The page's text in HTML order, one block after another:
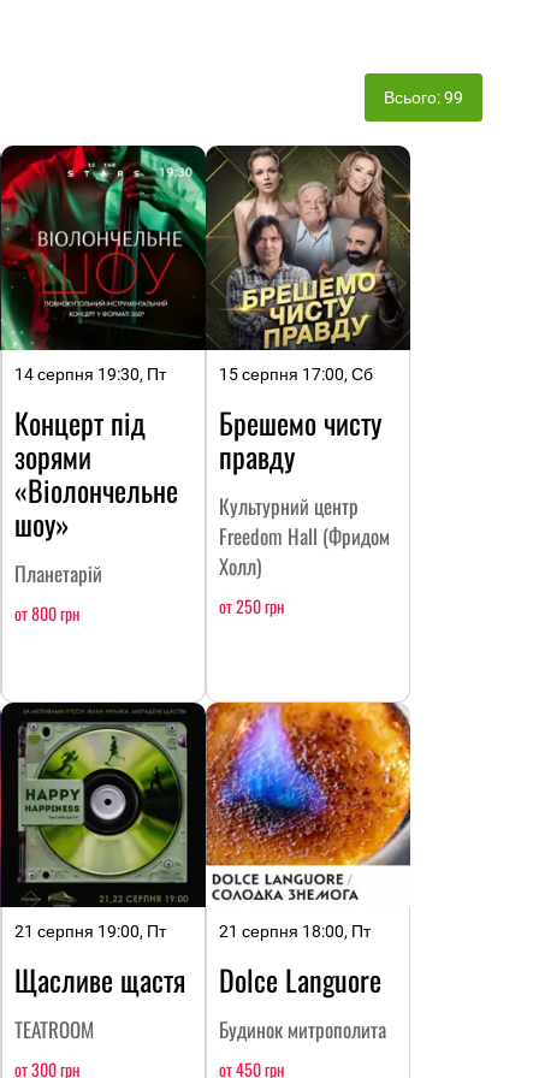
Всього: 99
14 серпня 19:30, Пт
Концерт під
зорями
«Віолончельне
шоу»
Планетарій
от 800 грн
15 серпня 17:00, Сб
Брешемо чисту
правду
Культурний центр
Freedom Hall (Фридом
Холл)
от 250 грн
21 серпня 19:00, Пт
Щасливе щастя
TEATROOM
от 300 грн
21 серпня 18:00, Пт
Dolce Languore
Будинок митрополита
от 450 грн